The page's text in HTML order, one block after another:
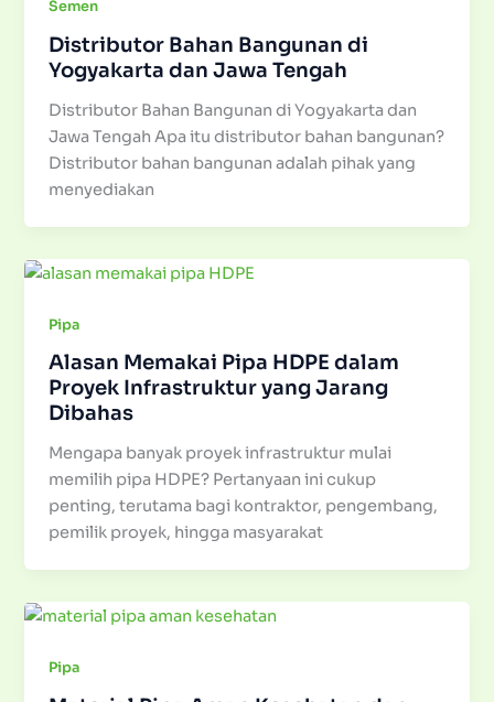
Semen
Distributor Bahan Bangunan di
Yogyakarta dan Jawa Tengah
Distributor Bahan Bangunan di Yogyakarta dan
Jawa Tengah Apa itu distributor bahan bangunan?
Distributor bahan bangunan adalah pihak yang
menyediakan
Pipa
Alasan Memakai Pipa HDPE dalam
Proyek Infrastruktur yang Jarang
Dibahas
Mengapa banyak proyek infrastruktur mulai
memilih pipa HDPE? Pertanyaan ini cukup
penting, terutama bagi kontraktor, pengembang,
pemilik proyek, hingga masyarakat
Pipa